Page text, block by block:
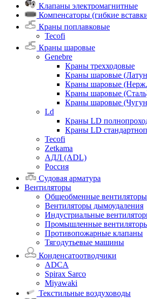
Клапаны электромагнитные
Компенсаторы (гибкие
Краны поплавковые
Tecofi
Краны шаровые
Genebre
Краны трехходовые
Краны шаровые
Краны шаровые (Нерж.
Краны шаровые
Краны шаровые
Ld
Краны LD
Краны LD
Tecofi
Zetkama
АДЛ (ADL)
Россия
Судовая арматура
Вентиляторы
Общеобменные вентиляторы
Вентиляторы дымоудаления
Индустриальные
Промышленные
Противопожарные клапаны
Тягодутьевые машины
Конденсатоотводчики
ADCA
Spirax Sarco
Miyawaki
Текстильные воздуховоды